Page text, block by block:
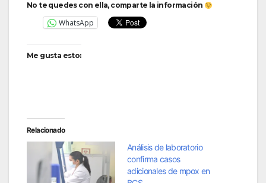
No te quedes con ella, comparte la información
WhatsApp
Me gusta esto:
Relacionado
Análisis de laboratorio
confirma casos
adicionales de mpox en